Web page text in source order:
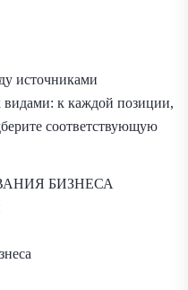
источниками
видами: к каждой позиции,
соответствующую
БИЗНЕСА